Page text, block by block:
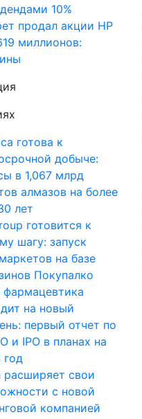
10%
продал акции HP
миллионов:
готова к
добыче:
в 1,067 млрд
алмазов на более
лет
готовится к
шагу: запуск
на базе
Покупалко
фармацевтика
на новый
первый отчет по
и IPO в планах на
год
расширяет свои
с новой
компанией